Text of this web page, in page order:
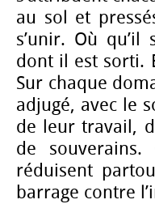
au sol et
s’unir. Où qu’il
dont il est sorti.
Sur chaque
adjugé, avec le
de leur travail,
de souverains.
réduisent
barrage contre